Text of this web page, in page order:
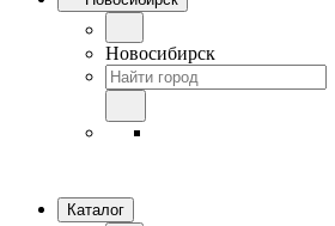
Новосибирск
Каталог